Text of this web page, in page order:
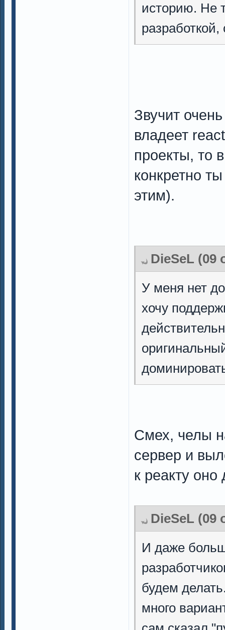
историю. Не
Звучит
владеет
проекты, то
конкретно
этим).
DieSeL (09
У меня нет
хочу
Смех, челы
сервер и
к реакту
DieSeL (09
И даже
будем
много